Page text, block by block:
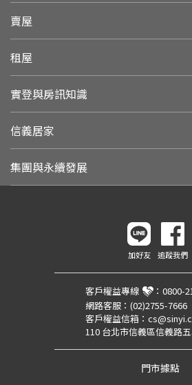
賣屋
租屋
實登與房訊知識
信義居家
集團與永續發展
加好友 追蹤我們
客戶權益專線 ： 0800-
網路客服： (02)2755-7666
客戶權益信箱：
110 台北市信義區信義路
門市據點